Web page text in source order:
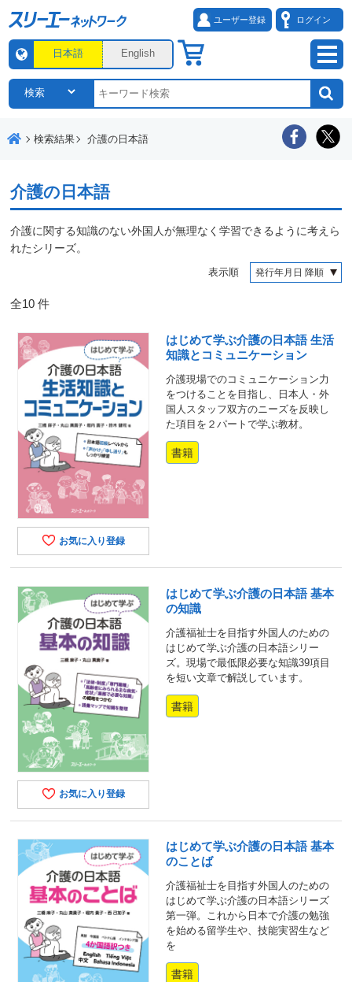
ユーザー登録 ログイン
日本語 English
検索結果 介護の日本語
介護の日本語
介護に関する知識のない外国人が無理なく学習できるように考えら
れたシリーズ。
表示順
全10 件
お気に入り登録
はじめて学ぶ介護の日本語 生活
知識とコミュニケーション
介護現場でのコミュニケーション力
をつけることを目指し、日本人・外
国人スタッフ双方のニーズを反映し
た項目を２パートで学ぶ教材。
書籍
お気に入り登録
はじめて学ぶ介護の日本語 基本
の知識
介護福祉士を目指す外国人のための
はじめて学ぶ介護の日本語シリー
ズ。現場で最低限必要な知識39項目
を短い文章で解説しています。
書籍
はじめて学ぶ介護の日本語 基本
のことば
介護福祉士を目指す外国人のための
はじめて学ぶ介護の日本語シリーズ
第一弾。これから日本で介護の勉強
を始める留学生や、技能実習生など
を
書籍